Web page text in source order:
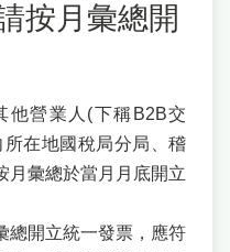
按月彙總開
他營業人(下稱B2B交
在地國稅局分局、稽
月彙總於當月月底開立
總開立統一發票，應符